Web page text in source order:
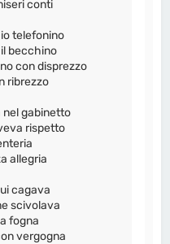
conti
telefonino
becchino
con disprezzo
ribrezzo
nel gabinetto
rispetto
allegria
cagava
scivolava
fogna
vergogna